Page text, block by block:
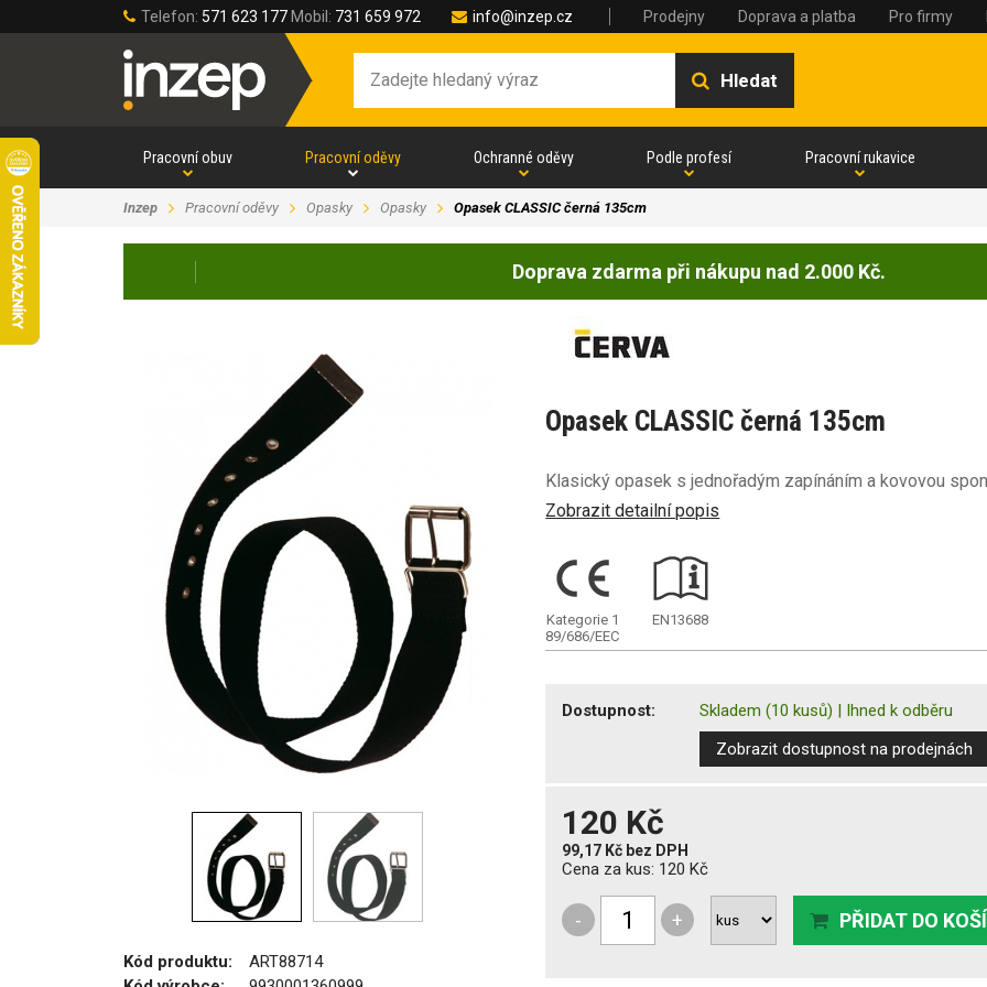
Telefon: 571 623 177 Mobil: 731 659 972 info@inzep.cz Prodejny Doprava a platba Pro firmy
Hledat
Pracovní obuv Pracovní oděvy Ochranné oděvy Podle profesí Pracovní rukavice
Inzep Pracovní oděvy Opasky Opasky Opasek CLASSIC černá 135cm
Doprava zdarma při nákupu nad 2.000 Kč.
Kód produktu:
ART88714
Opasek CLASSIC černá 135cm
Klasický opasek s jednořadým zapínáním a kovovou
Zobrazit detailní popis
Kategorie 1
89/686/EEC
EN13688
Dostupnost: Skladem (10 kusů) | Ihned k odběru
Zobrazit dostupnost na prodejnách
120 Kč
99,17 Kč bez DPH
Cena za kus: 120 Kč
- + PŘIDAT DO